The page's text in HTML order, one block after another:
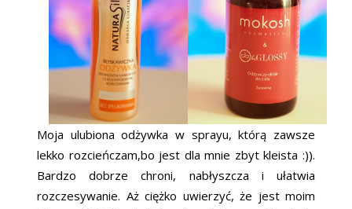
Moja ulubiona odżywka w sprayu, którą zawsze
lekko rozcieńczam,bo jest dla mnie zbyt kleista :)).
Bardzo dobrze chroni, nabłyszcza i ułatwia
rozczesywanie. Aż ciężko uwierzyć, że jest moim